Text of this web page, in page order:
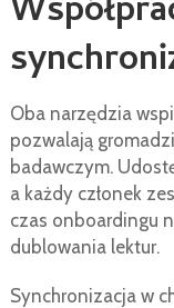
Oba narzędzia
pozwalają
badawczym.
a każdy członek
czas onboardingu
dublowania lektur.
Synchronizacja w